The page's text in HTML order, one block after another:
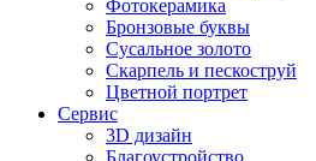
Фотокерамика
Бронзовые буквы
Сусальное золото
Скарпель и пескоструй
Цветной портрет
Сервис
3D дизайн